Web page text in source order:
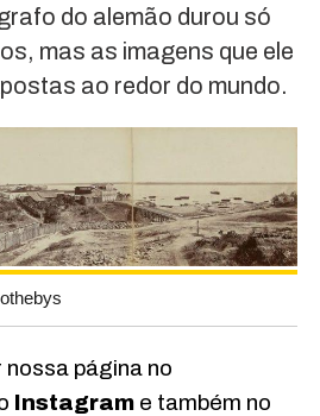
do alemão durou só
mas as imagens que ele
ao redor do mundo.
página no
Instagrame também no